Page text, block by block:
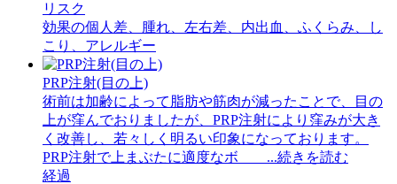
リスク
効果の個人差、腫れ、左右差、内出血、ふくらみ、し
こり、アレルギー
PRP注射(目の上)
術前は加齢によって脂肪や筋肉が減ったことで、目の
上が窪んでおりましたが、PRP注射により窪みが大き
く改善し、若々しく明るい印象になっております。
PRP注射で上まぶたに適度なボ ...続きを読む
経過